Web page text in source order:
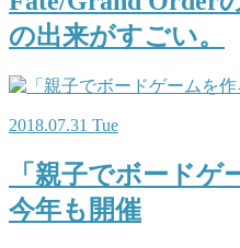
の出来がすごい。
2018.07.31 Tue
「親子でボードゲ
今年も開催